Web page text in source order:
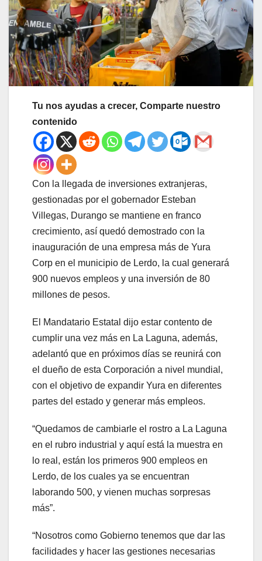
Tu nos ayudas a crecer, Comparte nuestro
contenido
Con la llegada de inversiones extranjeras,
gestionadas por el gobernador Esteban
Villegas, Durango se mantiene en franco
crecimiento, así quedó demostrado con la
inauguración de una empresa más de Yura
Corp en el municipio de Lerdo, la cual generará
900 nuevos empleos y una inversión de 80
millones de pesos.
El Mandatario Estatal dijo estar contento de
cumplir una vez más en La Laguna, además,
adelantó que en próximos días se reunirá con
el dueño de esta Corporación a nivel mundial,
con el objetivo de expandir Yura en diferentes
partes del estado y generar más empleos.
“Quedamos de cambiarle el rostro a La Laguna
en el rubro industrial y aquí está la muestra en
lo real, están los primeros 900 empleos en
Lerdo, de los cuales ya se encuentran
laborando 500, y vienen muchas sorpresas
más”.
“Nosotros como Gobierno tenemos que dar las
facilidades y hacer las gestiones necesarias